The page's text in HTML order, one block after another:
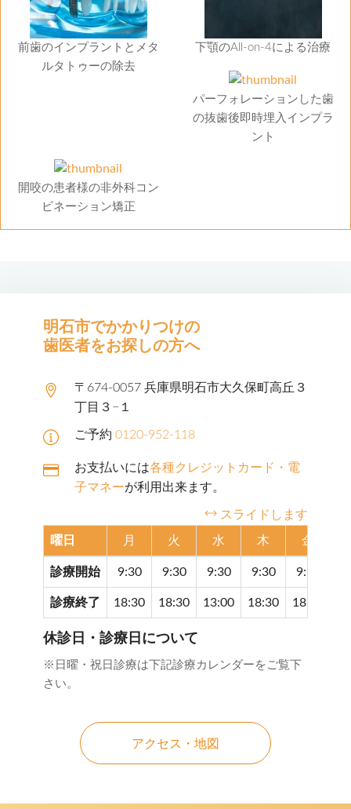
前歯のインプラントとメタ
ルタトゥーの除去
下顎のAll-on-4による治療
パーフォレーションした歯
の抜歯後即時埋入インプラ
ント
開咬の患者様の非外科コン
ビネーション矯正
明石市でかかりつけの
歯医者をお探しの方へ
〒674-0057 兵庫県明石市大久保町高丘３
丁目３−１
ご予約 0120-952-118
お支払いには各種クレジットカード・電
子マネーが利用出来ます。
スライドします
曜日 月 火 水 木 金
診療開始 9:30 9:30 9:30 9:30 9:30
診療終了 18:30 18:30 13:00 18:30 18:30
休診日・診療日について
※日曜・祝日診療は下記診療カレンダーをご覧下
さい。
アクセス・地図